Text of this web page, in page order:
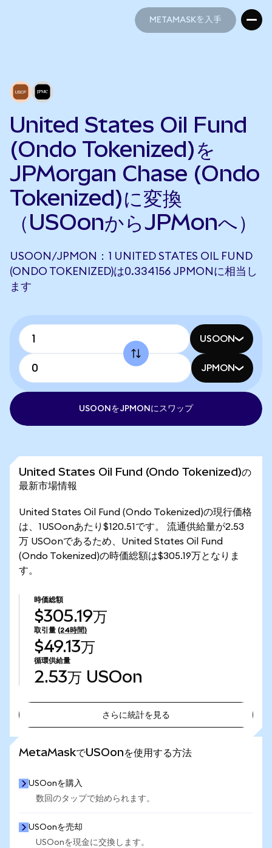
METAMASKを入手
United States Oil Fund
(Ondo Tokenized)を
JPMorgan Chase (Ondo
Tokenized)に変換
（USOonからJPMonへ）
USOON/JPMON：1 UNITED STATES OIL FUND
(ONDO TOKENIZED)は0.334156 JPMONに相当し
ます
USOON
JPMON
USOONをJPMONにスワップ
United States Oil Fund (Ondo Tokenized)の
最新市場情報
United States Oil Fund (Ondo Tokenized)の現行価格
は、1USOonあたり$120.51です。 流通供給量が2.53
万 USOonであるため、United States Oil Fund
(Ondo Tokenized)の時価総額は$305.19万となりま
す。
時価総額
$305.19万
取引量 (24時間)
$49.13万
循環供給量
2.53万 USOon
さらに統計を見る
MetaMaskでUSOonを使用する方法
USOonを購入
数回のタップで始められます。
USOonを売却
USOonを現金に交換します。